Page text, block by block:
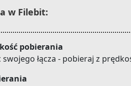
w Filebit:
pobierania
łącza - pobieraj z